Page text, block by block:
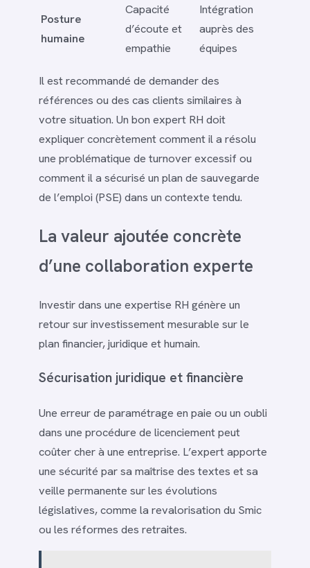
Posture
humaine
Capacité
d’écoute et
empathie
Intégration
auprès des
équipes
Il est recommandé de demander des
références ou des cas clients similaires à
votre situation. Un bon expert RH doit
expliquer concrètement comment il a résolu
une problématique de turnover excessif ou
comment il a sécurisé un plan de sauvegarde
de l’emploi (PSE) dans un contexte tendu.
La valeur ajoutée concrète
d’une collaboration experte
Investir dans une expertise RH génère un
retour sur investissement mesurable sur le
plan financier, juridique et humain.
Sécurisation juridique et financière
Une erreur de paramétrage en paie ou un oubli
dans une procédure de licenciement peut
coûter cher à une entreprise. L’expert apporte
une sécurité par sa maîtrise des textes et sa
veille permanente sur les évolutions
législatives, comme la revalorisation du Smic
ou les réformes des retraites.